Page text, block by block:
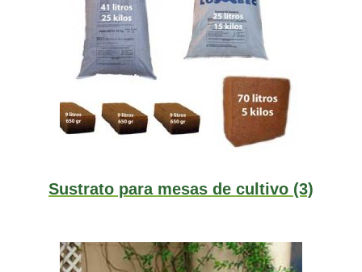
Sustrato para mesas de cultivo (3)